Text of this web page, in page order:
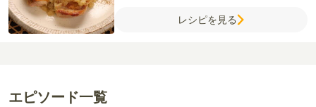
レシピを見る
エピソード一覧